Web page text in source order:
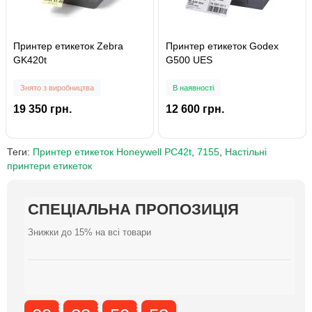
Принтер етикеток Zebra
GK420t
Знято з виробництва
19 350 грн.
Принтер етикеток Godex
G500 UES
В наявності
12 600 грн.
Теги: Принтер етикеток Honeywell PC42t, 7155, Настільні
принтери етикеток
СПЕЦІАЛЬНА ПРОПОЗИЦІЯ
Знижки до 15% на всі товари
СПЕЦІАЛЬНА ПРОПОЗИЦІЯ
Знижки до 15% на всі товари
СПЕЦІАЛЬНА ПРОПОЗИЦІЯ
Знижки до 15% на всі товари
СПЕЦІАЛЬНА ПРОПОЗИЦІЯ
Знижки до 15% на всі товари
СПЕЦІАЛЬНА ПРОПОЗИЦІЯ
Знижки до 15% на всі товари
СПЕЦІАЛЬНА ПРОПОЗИЦІЯ
Знижки до 15% на всі товари
СПЕЦІАЛЬНА ПРОПОЗИЦІЯ
Знижки до 15% на всі товари
СПЕЦІАЛЬНА ПРОПОЗИЦІЯ
Знижки до 15% на всі товари
СПЕЦІАЛЬНА ПРОПОЗИЦІЯ
Знижки до 15% на всі товари
СПЕЦІАЛЬНА ПРОПОЗИЦІЯ
Знижки до 15% на всі товари